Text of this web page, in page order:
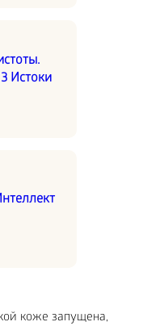
Истоки
коже запущена,